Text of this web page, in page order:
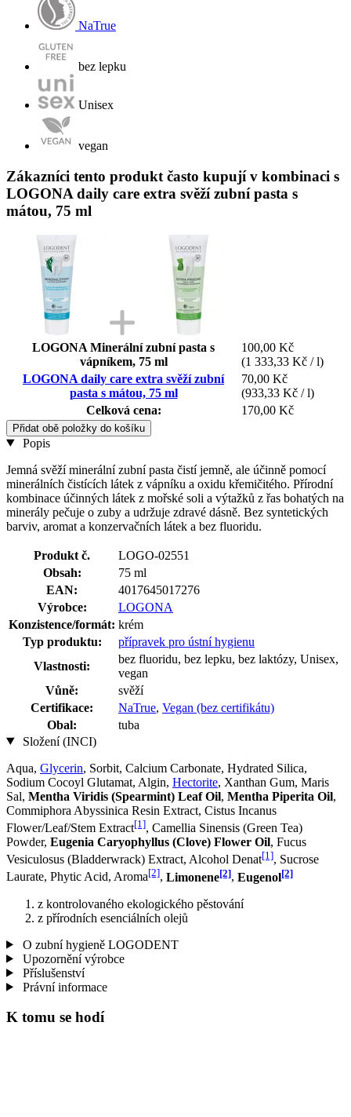
NaTrue
bez lepku
Unisex
vegan
Zákazníci tento produkt často kupují v kombinaci s
LOGONA daily care extra svěží zubní pasta s
mátou, 75 ml
LOGONA Minerální zubní pasta s
vápníkem, 75 ml
100,00 Kč
(1 333,33 Kč / l)
LOGONA daily care extra svěží zubní
pasta s mátou, 75 ml
70,00 Kč
(933,33 Kč / l)
Celková cena:
170,00 Kč
Přidat obě položky do košíku
Popis
Jemná svěží minerální zubní pasta čistí jemně, ale účinně pomocí
minerálních čistících látek z vápníku a oxidu křemičitého. Přírodní
kombinace účinných látek z mořské soli a výtažků z řas bohatých na
minerály pečuje o zuby a udržuje zdravé dásně. Bez syntetických
barviv, aromat a konzervačních látek a bez fluoridu.
Produkt č.
LOGO-02551
Obsah:
75 ml
EAN:
4017645017276
Výrobce:
LOGONA
Konzistence/formát: krém
Typ produktu:
přípravek pro ústní hygienu
Vlastnosti:
bez fluoridu, bez lepku, bez laktózy, Unisex,
vegan
Vůně:
svěží
Certifikace:
NaTrue, Vegan (bez certifikátu)
Obal:
tuba
Složení (INCI)
Aqua, Glycerin, Sorbit, Calcium Carbonate, Hydrated Silica,
Sodium Cocoyl Glutamat, Algin, Hectorite, Xanthan Gum, Maris
Sal, Mentha Viridis (Spearmint) Leaf Oil, Mentha Piperita Oil,
Commiphora Abyssinica Resin Extract, Cistus Incanus
Flower/Leaf/Stem Extract[1], Camellia Sinensis (Green Tea)
Powder, Eugenia Caryophyllus (Clove) Flower Oil, Fucus
Vesiculosus (Bladderwrack) Extract, Alcohol Denat[1], Sucrose
Laurate, Phytic Acid, Aroma[2], Limonene[2], Eugenol[2]
z kontrolovaného ekologického pěstování
z přírodních esenciálních olejů
O zubní hygieně LOGODENT
Upozornění výrobce
Příslušenství
Právní informace
K tomu se hodí